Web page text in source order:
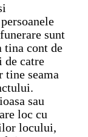
sunt
tina cont de
catre
tine seama
sau
loc cu
locului,